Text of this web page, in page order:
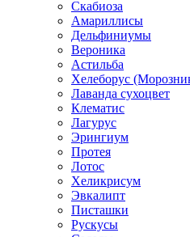
Скабиоза
Амариллисы
Дельфиниумы
Вероника
Астильба
Хелеборус
Лаванда сухоцвет
Клематис
Лагурус
Эрингиум
Протея
Лотос
Хеликрисум
Эвкалипт
Писташки
Рускусы